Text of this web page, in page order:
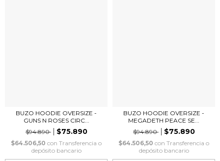
BUZO HOODIE OVERSIZE -
GUNS N ROSES CIRC...
$94.890
$75.890
$64.506,50 con Transferencia o
depósito bancario
BUZO HOODIE OVERSIZE -
MEGADETH PEACE SE...
$94.890
$75.890
$64.506,50 con Transferencia o
depósito bancario